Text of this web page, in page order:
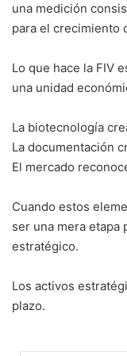
una medición
para el crecimiento
Lo que hace la FIV
una unidad
La biotecnología
La documentación
El mercado
Cuando estos
ser una mera
estratégico.
Los activos
plazo.